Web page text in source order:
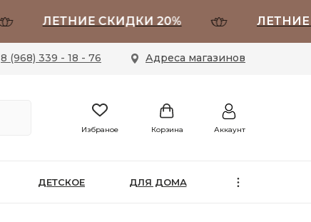
ЛЕТНИЕ СКИДКИ 20% ЛЕТНИЕ
Адреса магазинов
8 (968) 339 - 18 - 76
ДЕТСКОЕ ДЛЯ ДОМА
Аккаунт
Корзина
Избраное